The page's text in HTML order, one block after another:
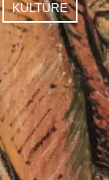
KULTURE